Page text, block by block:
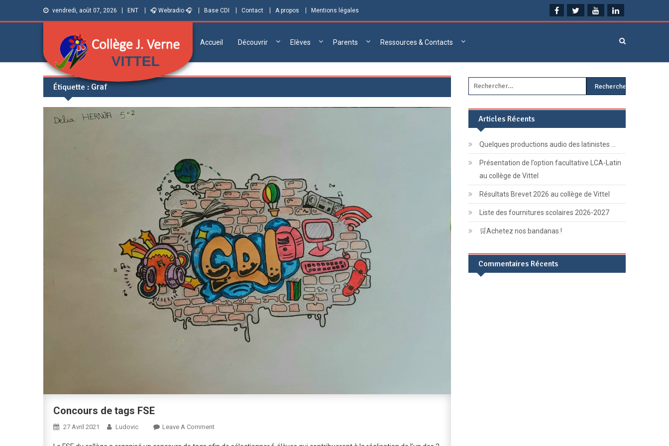
vendredi, août 07, 2026 ENT 🎧 Webradio 🎧 Base CDI Contact A propos Mentions légales
Collège Jules
Verne de Vittel
(Vosges)
Informations et ressources pour élèves,
parents et personnels
Accueil Découvrir Elèves Parents Ressources & Contacts
Étiquette : Graf
Concours de tags FSE
27 Avril 2021 Ludovic Leave A CommentOn
Rechercher :
Articles Récents
Quelques productions audio des latinistes …
Présentation de l’option facultative LCA-Latin
au collège de Vittel
Résultats Brevet 2026 au collège de Vittel
Liste des fournitures scolaires 2026-2027
🛒Achetez nos bandanas !
Commentaires Récents